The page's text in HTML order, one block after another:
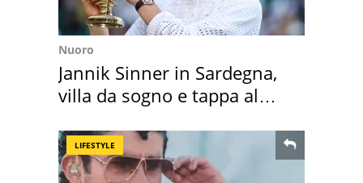
Nuoro
Jannik Sinner in Sardegna,
villa da sogno e tappa al
LIFESTYLE